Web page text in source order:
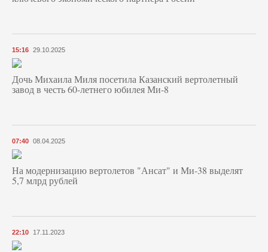
15:16 29.10.2025
Дочь Михаила Миля посетила Казанский вертолетный
завод в честь 60-летнего юбилея Ми-8
07:40 08.04.2025
На модернизацию вертолетов "Ансат" и Ми-38 выделят
5,7 млрд рублей
22:10 17.11.2023